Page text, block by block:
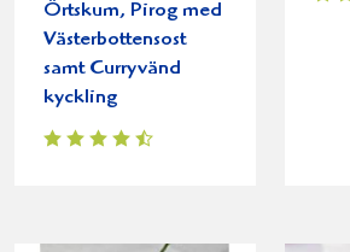
Örtskum, Pirog med
Västerbottensost
samt Curryvänd
kyckling